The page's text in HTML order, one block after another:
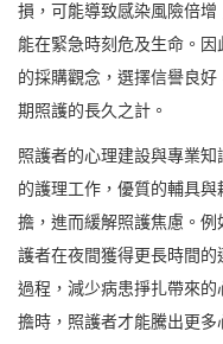
損，可能導致感染風險倍
能在緊急時刻危及生命。因
的採購觀念，選擇信譽良
期照護的長久之計。
照護者的心理建設與專業
的護理工作，優質的輔具
擔，進而緩解照護焦慮。
護者在夜間獲得更長時間
過程，減少病患掙扎帶來
擔時，照護者才能騰出更